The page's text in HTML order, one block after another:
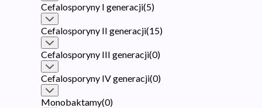
Cefalosporyny I generacji(5)
Cefalosporyny II generacji(15)
Cefalosporyny III generacji(0)
Cefalosporyny IV generacji(0)
Monobaktamy(0)